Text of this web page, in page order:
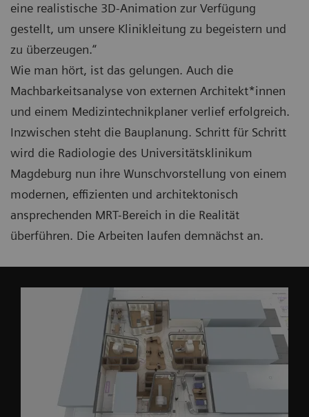
eine realistische 3D-Animation zur Verfügung
gestellt, um unsere Klinikleitung zu begeistern und
zu überzeugen.“
Wie man hört, ist das gelungen. Auch die
Machbarkeitsanalyse von externen Architekt*innen
und einem Medizintechnikplaner verlief erfolgreich.
Inzwischen steht die Bauplanung. Schritt für Schritt
wird die Radiologie des Universitätsklinikum
Magdeburg nun ihre Wunschvorstellung von einem
modernen, effizienten und architektonisch
ansprechenden MRT-Bereich in die Realität
überführen. Die Arbeiten laufen demnächst an.